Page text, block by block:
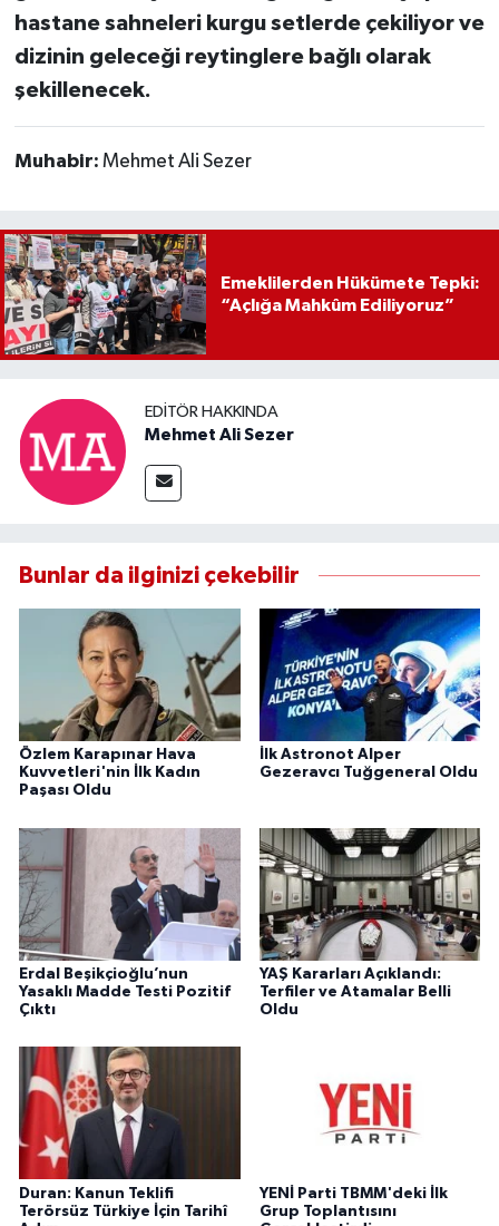
hastane sahneleri kurgu setlerde çekiliyor ve
dizinin geleceği reytinglere bağlı olarak
şekillenecek.
Muhabir: Mehmet Ali Sezer
Emeklilerden Hükümete Tepki:
“Açlığa Mahkûm Ediliyoruz”
EDITÖR HAKKINDA
Mehmet Ali Sezer
Bunlar da ilginizi çekebilir
Özlem Karapınar Hava
Kuvvetleri'nin İlk Kadın
Paşası Oldu
İlk Astronot Alper
Gezeravcı Tuğgeneral Oldu
Erdal Beşikçioğlu’nun
Yasaklı Madde Testi Pozitif
Çıktı
YAŞ Kararları Açıklandı:
Terfiler ve Atamalar Belli
Oldu
Duran: Kanun Teklifi
Terörsüz Türkiye İçin Tarihî
YENİ Parti TBMM'deki İlk
Grup Toplantısını